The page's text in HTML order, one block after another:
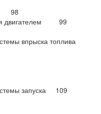
98
двигателем 99
впрыска топлива
запуска 109